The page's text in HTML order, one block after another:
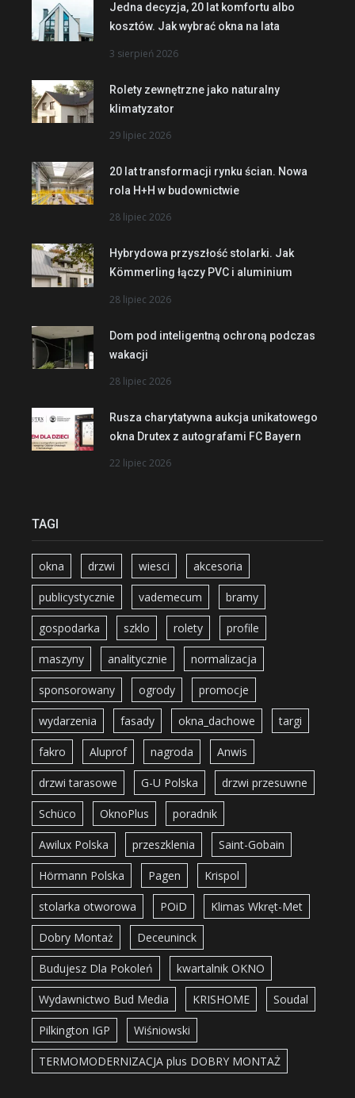
Jedna decyzja, 20 lat komfortu albo
kosztów. Jak wybrać okna na lata
3 sierpień 2026
Rolety zewnętrzne jako naturalny
klimatyzator
29 lipiec 2026
20 lat transformacji rynku ścian. Nowa
rola H+H w budownictwie
28 lipiec 2026
Hybrydowa przyszłość stolarki. Jak
Kömmerling łączy PVC i aluminium
28 lipiec 2026
Dom pod inteligentną ochroną podczas
wakacji
28 lipiec 2026
Rusza charytatywna aukcja unikatowego
okna Drutex z autografami FC Bayern
22 lipiec 2026
TAGI
okna drzwi wiesci akcesoria
publicystycznie vademecum bramy
gospodarka szklo rolety profile
maszyny analitycznie normalizacja
sponsorowany ogrody promocje
wydarzenia fasady okna_dachowe targi
fakro Aluprof nagroda Anwis
drzwi tarasowe G-U Polska drzwi przesuwne
Schüco OknoPlus poradnik
Awilux Polska przeszklenia Saint-Gobain
Hörmann Polska Pagen Krispol
stolarka otworowa POiD Klimas Wkręt-Met
Dobry Montaż Deceuninck
Budujesz Dla Pokoleń kwartalnik OKNO
Wydawnictwo Bud Media KRISHOME Soudal
Pilkington IGP Wiśniowski
TERMOMODERNIZACJA plus DOBRY MONTAŻ